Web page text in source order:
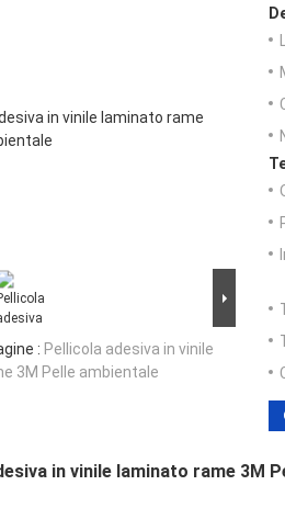
: Pellicola adesiva in vinile
3M Pelle ambientale
in vinile laminato rame 3M